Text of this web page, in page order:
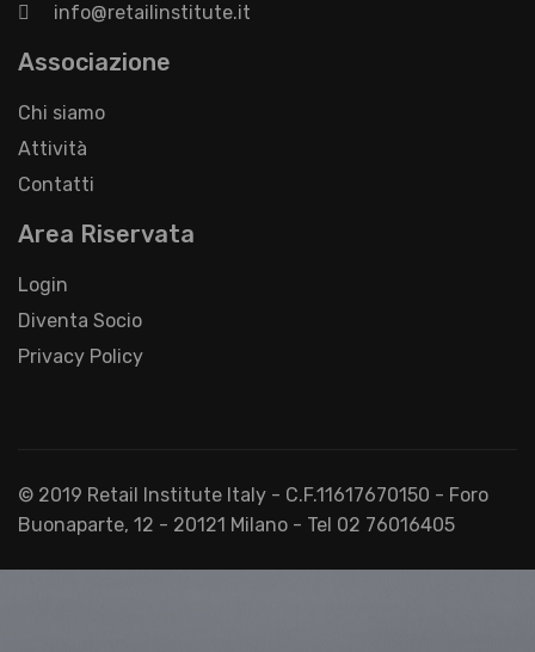
info@retailinstitute.it
Associazione
Chi siamo
Attività
Contatti
Area Riservata
Login
Diventa Socio
Privacy Policy
© 2019 Retail Institute Italy - C.F.11617670150 - Foro
Buonaparte, 12 - 20121 Milano - Tel 02 76016405